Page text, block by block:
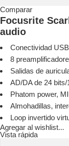
Comparar
Focusrite
audio
Conectividad
8
Salidas de
AD/DA de 24
Phatom power,
Almohadillas,
Loop invertido
Agregar al wishlist...
Vista rápida